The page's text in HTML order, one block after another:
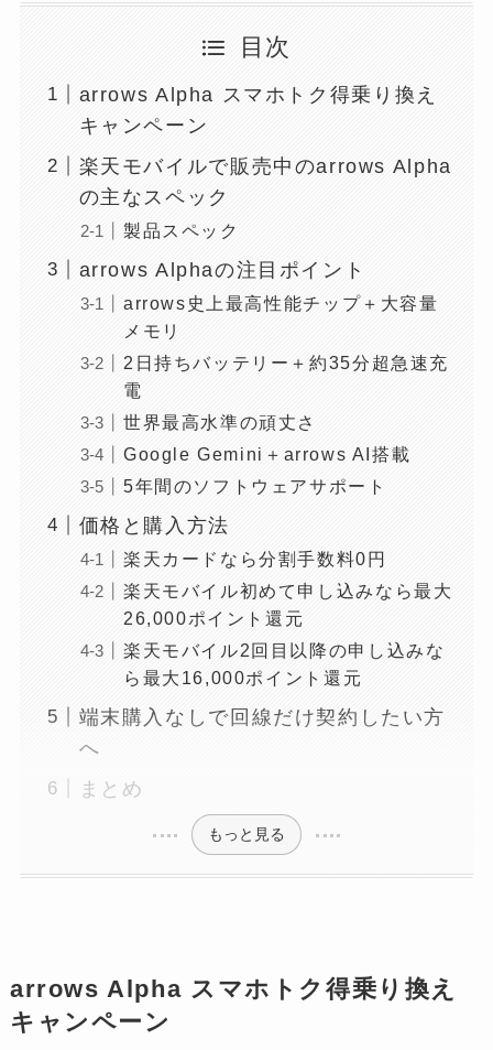
目次
arrows Alpha スマホトク得乗り換え
キャンペーン
楽天モバイルで販売中のarrows Alpha
の主なスペック
製品スペック
arrows Alphaの注目ポイント
arrows史上最高性能チップ＋大容量
メモリ
2日持ちバッテリー＋約35分超急速充
電
世界最高水準の頑丈さ
Google Gemini＋arrows AI搭載
5年間のソフトウェアサポート
価格と購入方法
楽天カードなら分割手数料0円
楽天モバイル初めて申し込みなら最大
26,000ポイント還元
楽天モバイル2回目以降の申し込みな
ら最大16,000ポイント還元
端末購入なしで回線だけ契約したい方
へ
まとめ
もっと見る
arrows Alpha スマホトク得乗り換え
キャンペーン